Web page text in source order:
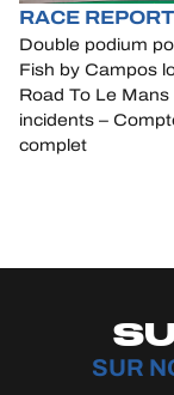
RACE REPORT
Double podium
Fish by Campos
Road To Le Mans
incidents –
complet
SUR